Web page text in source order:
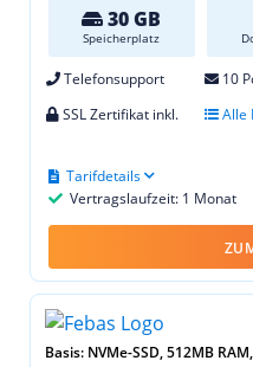
30 GB
Speicherplatz
Telefonsupport 10
SSL Zertifikat inkl.
Alle
Vertragslaufzeit: 1 Monat
Tarifdetails
Basis: NVMe-SSD, 512MB